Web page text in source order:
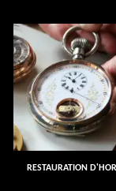
RESTAURATION